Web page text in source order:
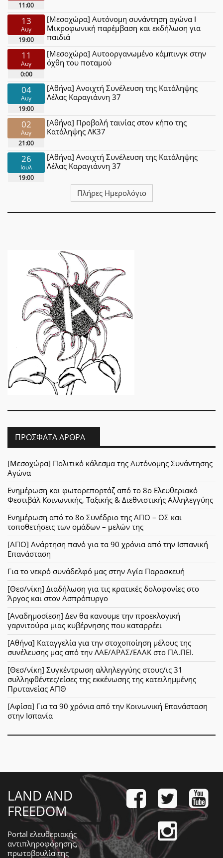
11:00
13
Αυγ
19:00
[Μεσοχώρα] Αυτόνομη συνάντηση αγώνα Ι
Μικροφωνική παρέμβαση και εκδήλωση για
παιδιά
11
Αυγ
0:00
[Μεσοχώρα] Αυτοοργανωμένο κάμπινγκ στην
όχθη του ποταμού
04
Αυγ
19:00
[Αθήνα] Ανοιχτή Συνέλευση της Κατάληψης
Λέλας Καραγιάννη 37
02
Αυγ
21:00
[Αθήνα] Προβολή ταινίας στον κήπο της
Κατάληψης ΛΚ37
26
Ιουλ
19:00
[Αθήνα] Ανοιχτή Συνέλευση της Κατάληψης
Λέλας Καραγιάννη 37
Πλήρες Ημερολόγιο
ΠΡΌΣΦΑΤΑ ΆΡΘΡΑ
[Μεσοχώρα] Πολιτικό κάλεσμα της Αυτόνομης Συνάντησης
Αγώνα
Ενημέρωση και φωτορεπορτάζ από το 8ο Ελευθεριακό
Φεστιβάλ Κοινωνικής, Ταξικής & Διεθνιστικής Αλληλεγγύης
Ενημέρωση από το 8ο Συνέδριο της ΑΠΟ – ΟΣ και
τοποθετήσεις των ομάδων – μελών της
[ΑΠΟ] Ανάρτηση πανό για τα 90 χρόνια από την Ισπανική
Επανάσταση
Για το νεκρό συνάδελφό μας στην Αγία Παρασκευή
[Θεσ/νίκη] Διαδήλωση για τις κρατικές δολοφονίες στο
Άργος και στον Ασπρόπυργο
[Αναδημοσίεση] Δεν θα κανουμε την προεκλογική
γαρνιτούρα μιας κυβέρνησης που καταρρέει
[Αθήνα] Καταγγελία για την στοχοποίηση μέλους της
συνέλευσης μας από την ΛΑΕ/ΑΡΑΣ/ΕΑΑΚ στο ΠΑ.ΠΕΙ.
[Θεσ/νίκη] Συγκέντρωση αλληλεγγύης στους/ις 31
συλληφθέντες/είσες της εκκένωσης της κατειλημμένης
Πρυτανείας ΑΠΘ
[Αφίσα] Για τα 90 χρόνια από την Κοινωνική Επανάσταση
στην Ισπανία
LAND AND
FREEDOM
Portal ελευθεριακής
αντιπληροφόρησης,
πρωτοβουλία της